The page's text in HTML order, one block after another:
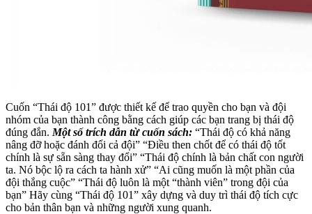
Cuốn “Thái độ 101” được thiết kế để trao quyền cho bạn và đội
nhóm của bạn thành công bằng cách giúp các bạn trang bị thái độ
đúng đắn. Một số trích dẫn từ cuốn sách: “Thái độ có khả năng
nâng đỡ hoặc đánh đổi cả đội” “Điều then chốt để có thái độ tốt
chính là sự sẵn sàng thay đổi” “Thái độ chính là bản chất con người
ta. Nó bộc lộ ra cách ta hành xử” “Ai cũng muốn là một phần của
đội thắng cuộc” “Thái độ luôn là một “thành viên” trong đội của
bạn” Hãy cùng “Thái độ 101” xây dựng và duy trì thái độ tích cực
cho bản thân bạn và những người xung quanh.